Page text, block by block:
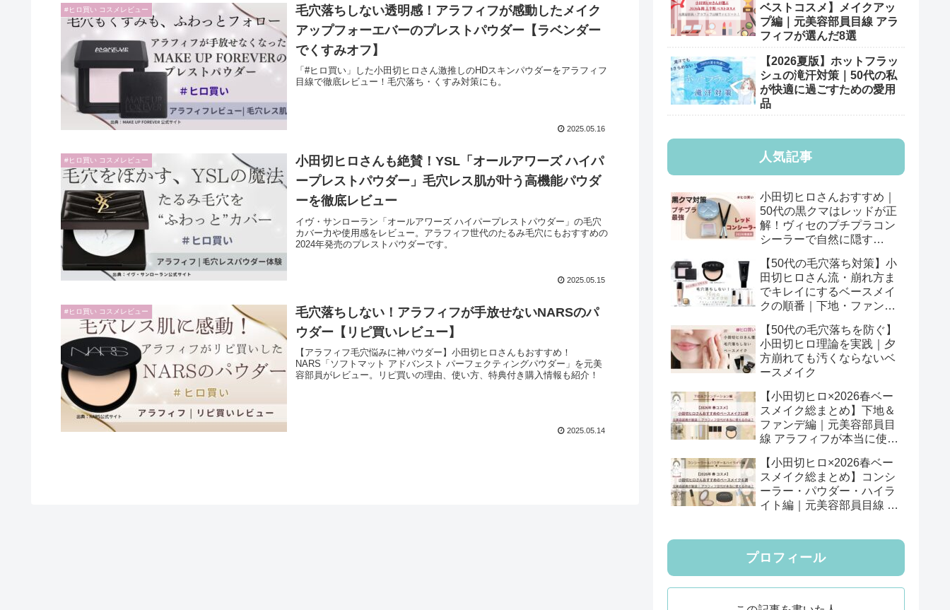
#ヒロ買い コスメレビュー
毛穴落ちしない透明感！アラフィフが感動したメイク
アップフォーエバーのプレストパウダー【ラベンダー
でくすみオフ】
「#ヒロ買い」した小田切ヒロさん激推しのHDスキンパウダーをアラフィフ
目線で徹底レビュー！毛穴落ち・くすみ対策にも。
2025.05.16
#ヒロ買い コスメレビュー
小田切ヒロさんも絶賛！YSL「オールアワーズ ハイパ
ープレストパウダー」毛穴レス肌が叶う高機能パウダ
ーを徹底レビュー
イヴ・サンローラン「オールアワーズ ハイパープレストパウダー」の毛穴
カバー力や使用感をレビュー。アラフィフ世代のたるみ毛穴にもおすすめの
2024年発売のプレストパウダーです。
2025.05.15
#ヒロ買い コスメレビュー
毛穴落ちしない！アラフィフが手放せないNARSのパ
ウダー【リピ買いレビュー】
【アラフィフ毛穴悩みに神パウダー】小田切ヒロさんもおすすめ！
NARS「ソフトマット アドバンスト パーフェクティングパウダー」を元美
容部員がレビュー。リピ買いの理由、使い方、特典付き購入情報も紹介！
2025.05.14
ベストコスメ】メイクアッ
プ編｜元美容部員目線 アラ
フィフが選んだ8選
【2026夏版】ホットフラッ
シュの滝汗対策｜50代の私
が快適に過ごすための愛用
品
人気記事
小田切ヒロさんおすすめ｜
50代の黒クマはレッドが正
解！ヴィセのプチプラコン
シーラーで自然に隠す
【50代の毛穴落ち対策】小
田切ヒロさん流・崩れ方ま
でキレイにするベースメイ
クの順番｜下地・ファン
【50代の毛穴落ちを防ぐ】
小田切ヒロ理論を実践｜夕
方崩れても汚くならないベ
ースメイク
【小田切ヒロ×2026春ベー
スメイク総まとめ】下地＆
ファンデ編｜元美容部員目
線 アラフィフが本当に使え
【小田切ヒロ×2026春ベー
スメイク総まとめ】コンシ
ーラー・パウダー・ハイラ
イト編｜元美容部員目線 ア
プロフィール